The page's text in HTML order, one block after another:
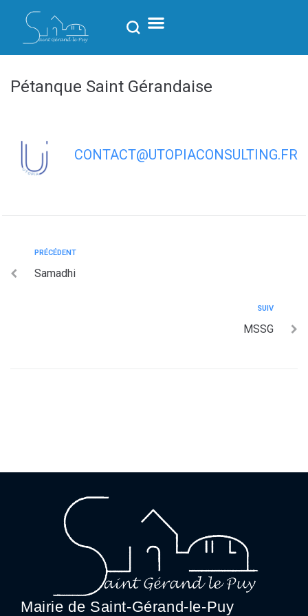
principal
Pétanque Saint Gérandaise
CONTACT@UTOPIACONSULTING.FR
PRÉCÉDENT
Samadhi
SUIV
MSSG
Mairie de Saint-Gérand-le-Puy